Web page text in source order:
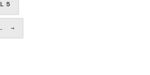
5
8.0 →